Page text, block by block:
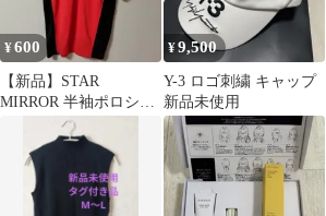
¥600
【新品】STAR
MIRROR 半袖ポロシャ
ツ Lサイズ
¥9,500
Y-3 ロゴ刺繍 キャップ
新品未使用